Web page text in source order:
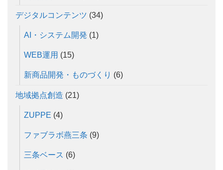
デジタルコンテンツ (34)
AI・システム開発 (1)
WEB運用 (15)
新商品開発・ものづくり (6)
地域拠点創造 (21)
ZUPPE (4)
ファブラボ燕三条 (9)
三条ベース (6)